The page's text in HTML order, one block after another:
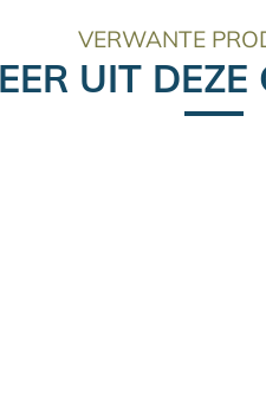
VERWANTE
UIT DEZE